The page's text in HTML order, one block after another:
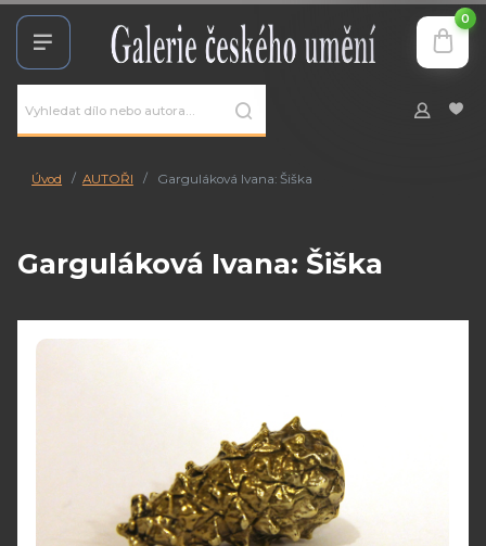
0
Úvod AUTOŘI Garguláková Ivana: Šiška
Garguláková Ivana: Šiška